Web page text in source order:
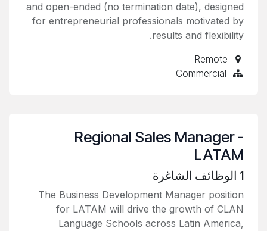
and open-ended (no termination date), designed
for entrepreneurial professionals motivated by
results and flexibility.
Remote
Commercial
Regional Sales Manager -
LATAM
1 الوظائف الشاغرة
The Business Development Manager position
for LATAM will drive the growth of CLAN
Language Schools across Latin America,